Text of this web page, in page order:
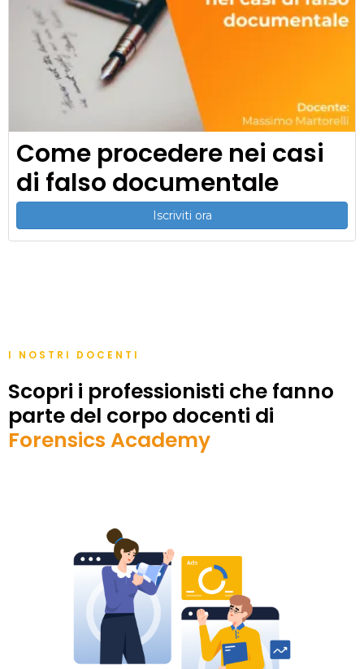
Come procedere nei casi
di falso documentale
Iscriviti ora
I NOSTRI DOCENTI
Scopri i professionisti che fanno
parte del corpo docenti di
Forensics Academy